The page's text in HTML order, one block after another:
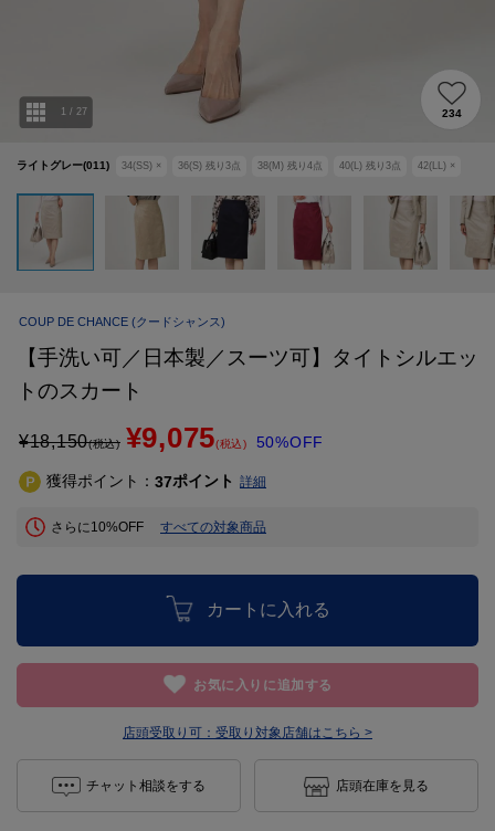
ライトグレー(011) 34(SS) × 36(S) 残り 3点 38(M) 残り 4点 40(L) 残り 3点 42(LL) ×
1 / 27 234
COUP DE CHANCE (クードシャンス)
【手洗い可／日本製／スーツ可】タイトシルエッ
トのスカート
¥18,150(税込) ¥9,075(税込) 50%OFF
獲得ポイント： 37ポイント 詳細
さらに10%OFF すべての対象商品
カートに入れる
お気に入りに追加する
店頭受取り可： 受取り対象店舗はこちら >
チャット相談をする 店頭在庫を見る